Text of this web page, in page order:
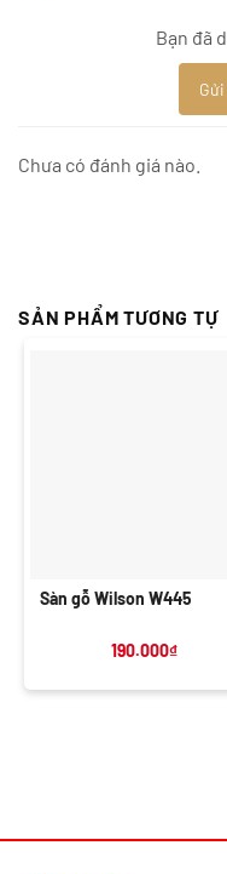
Bạn đã
Chưa có đánh giá nào.
SẢN PHẨM TƯƠNG TỰ
Sàn gỗ Wilson W445
190.000₫